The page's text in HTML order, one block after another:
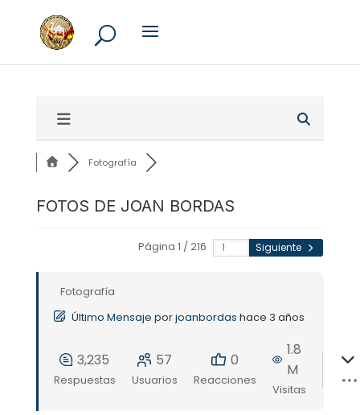
Fotografía
FOTOS DE JOAN BORDAS
Página 1 / 216 Siguiente
Fotografía
Último Mensaje porjoanbordas hace 3 años
3,235
Respuestas
57
Usuarios
0
Reacciones
1.8
M
Visitas